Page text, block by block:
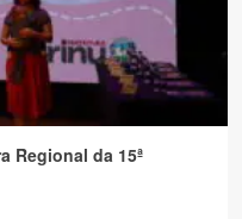
Regional da 15ª